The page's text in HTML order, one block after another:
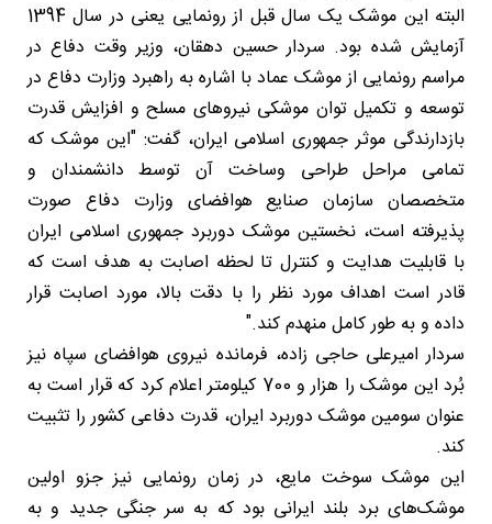
البته این موشک یک سال قبل از رونمایی یعنی در سال 1394
آزمایش شده بود. سردار حسین دهقان، وزیر وقت دفاع در
مراسم رونمایی از موشک عماد با اشاره به راهبرد وزارت دفاع در
توسعه و تکمیل توان موشکی نیروهای مسلح و افزایش قدرت
بازدارندگی موثر جمهوری اسلامی ایران، گفت: "این موشک که
تمامی مراحل طراحی وساخت آن توسط دانشمندان و
متخصصان سازمان صنایع هوافضای وزارت دفاع صورت
پذیرفته است، نخستین موشک دوربرد جمهوری اسلامی ایران
با قابلیت هدایت و کنترل تا لحظه اصابت به هدف است که
قادر است اهداف مورد نظر را با دقت بالا، مورد اصابت قرار
داده و به طور کامل منهدم کند."
سردار امیرعلی حاجی زاده، فرمانده نیروی هوافضای سپاه نیز
بُرد این موشک را هزار و 700 کیلومتر اعلام کرد که قرار است به
عنوان سومین موشک دوربرد ایران، قدرت دفاعی کشور را تثبیت
کند.
این موشک سوخت مایع، در زمان رونمایی نیز جزو اولین
موشک‌های برد بلند ایرانی بود که به سر جنگی جدید و به